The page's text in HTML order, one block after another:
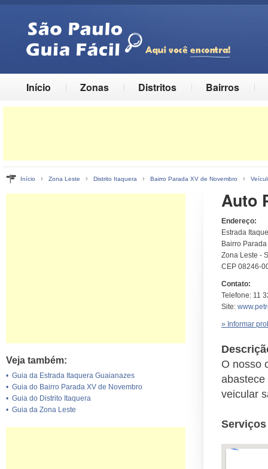
Início Zonas Distritos Bairros
Início › Zona Leste › Distrito Itaquera › Bairro Parada XV de Novembro ›
Veja também:
• Guia da Estrada Itaquera Guaianazes
• Guia do Bairro Parada XV de Novembro
• Guia do Distrito Itaquera
• Guia da Zona Leste
Auto
Endereço:
Estrada
Bairro
Zona Leste -
CEP 08246-
Contato:
Telefone: 11
Site:
» Informar
O nosso
abastece
veicular